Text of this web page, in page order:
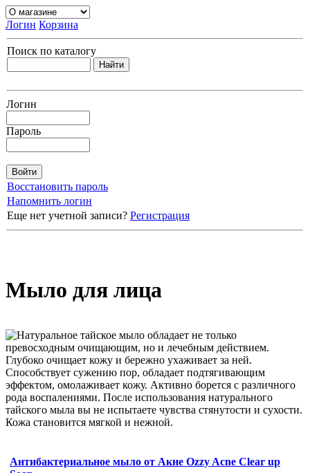
Логин Корзина
Поиск по каталогу
Логин
Пароль
Восстановить пароль
Напомнить логин
Еще нет учетной записи? Регистрация
Мыло для лица
Натуральное тайское мыло обладает не только
превосходным очищающим, но и лечебным действием.
Глубоко очищает кожу и бережно ухаживает за ней.
Способствует сужению пор, обладает подтягивающим
эффектом, омолаживает кожу. Активно борется с различного
рода воспалениями. После использования натурального
тайского мыла вы не испытаете чувства стянутости и сухости.
Кожа становится мягкой и нежной.
Антибактериальное мыло от Акне Ozzy Acne Clear up